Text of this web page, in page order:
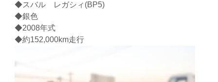
◆スバル レガシィ(BP5)
◆銀色
◆2008年式
◆約152,000km走行